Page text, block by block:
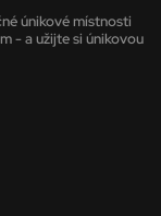
únikové místnosti
- a užijte si únikovou